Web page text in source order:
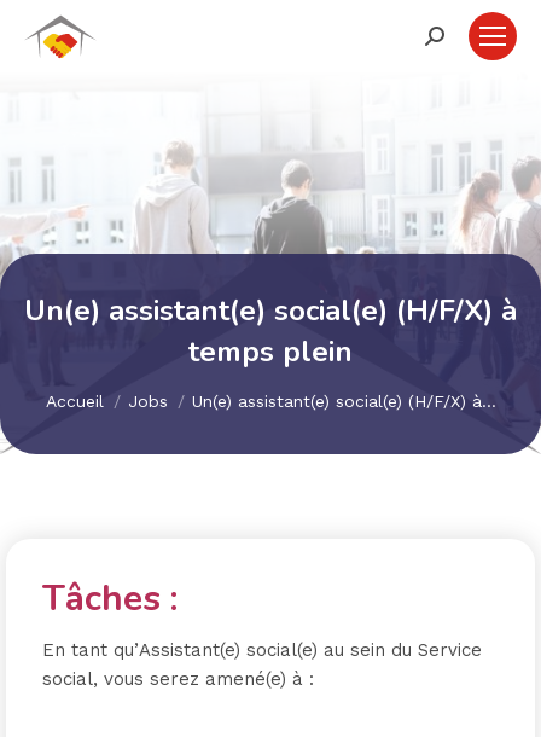
Recherche
Un(e) assistant(e) social(e) (H/F/X) à
temps plein
Accueil Jobs Un(e) assistant(e) social(e) (H/F/X) à…
Tâches :
En tant qu’Assistant(e) social(e) au sein du Service
social, vous serez amené(e) à :